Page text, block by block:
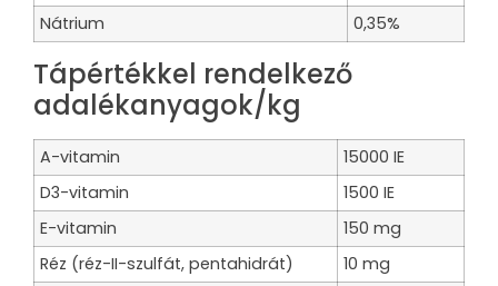
Nátrium
0,35%
Tápértékkel rendelkező
adalékanyagok/kg
A-vitamin
15000 IE
D3-vitamin
1500 IE
E-vitamin
150 mg
Réz (réz-II-szulfát, pentahidrát)
10 mg